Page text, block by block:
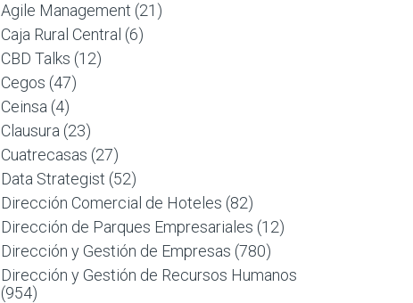
Agile Management (21)
Caja Rural Central (6)
CBD Talks (12)
Cegos (47)
Ceinsa (4)
Clausura (23)
Cuatrecasas (27)
Data Strategist (52)
Dirección Comercial de Hoteles (82)
Dirección de Parques Empresariales (12)
Dirección y Gestión de Empresas (780)
Dirección y Gestión de Recursos Humanos
(954)